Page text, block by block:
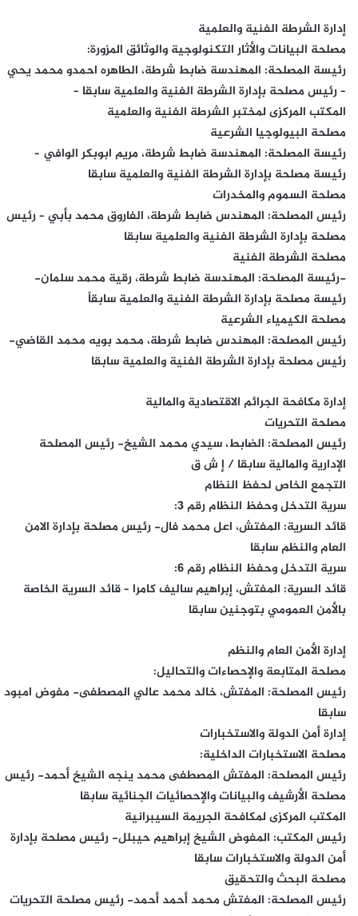
إدارة الشرطة الفنية والعلمية
مصلحة البيانات والأثار التكنولوجية والوثائق المزورة:
رئيسة المصلحة: المهندسة ضابط شرطة، الطاهره احمدو محمد يحي
– رئيس مصلحة بإدارة الشرطة الفنية والعلمية سابقا –
المكتب المركزى لمختبر الشرطة الفنية والعلمية
مصلحة البيولوجيا الشرعية
رئيسة المصلحة: المهندسة ضابط شرطة، مريم ابوبكر الوافي –
رئيسة مصلحة بإدارة الشرطة الفنية والعلمية سابقا
مصلحة السموم والمخدرات
رئيس المصلحة: المهندس ضابط شرطة، الفاروق محمد بأبي – رئيس
مصلحة بإدارة الشرطة الفنية والعلمية سابقا
مصلحة الشرطة الفنية
-رئيسة المصلحة: المهندسة ضابط شرطة، رقية محمد سلمان-
رئيسة مصلحة بإدارة الشرطة الفنية والعلمية سابقاً
مصلحة الكيمياء الشرعية
رئيس المصلحة: المهندس ضابط شرطة، محمد بويه محمد القاضي-
رئيس مصلحة بإدارة الشرطة الفنية والعلمية سابقا
إدارة مكافحة الجرائم الاقتصادية والمالية
مصلحة التحريات
رئيس المصلحة: الضابط، سيدي محمد الشيخ- رئيس المصلحة
الإدارية والمالية سابقا / إ ش ق
التجمع الخاص لحفظ النظام
سرية التدخل وحفظ النظام رقم 3:
قائد السرية: المفتش، اعل محمد فال- رئيس مصلحة بإدارة الامن
العام والنظم سابقا
سرية التدخل وحفظ النظام رقم 6:
قائد السرية: المفتش، إبراهيم ساليف كامرا – قائد السرية الخاصة
بالأمن العمومي بتوجنين سابقا
إدارة الأمن العام والنظم
مصلحة المتابعة والإحصاءات والتحاليل:
رئيس المصلحة: المفتش، خالد محمد عالي المصطفى- مفوض امبود
سابقا
إدارة أمن الدولة والاستخبارات
مصلحة الاستخبارات الداخلية:
رئيس المصلحة: المفتش المصطفى محمد ينجه الشيخ أحمد- رئيس
مصلحة الأرشيف والبيانات والإحصائيات الجنائية سابقا
المكتب المركزى لمكافحة الجريمة السيبرانية
رئيس المكتب: المفوض الشيخ إبراهيم حيبلل- رئيس مصلحة بإدارة
أمن الدولة والاستخبارات سابقا
مصلحة البحث والتحقيق
رئيس المصلحة: المفتش محمد أحمد أحمد- رئيس مصلحة التحريات